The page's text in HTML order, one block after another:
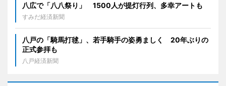
八広で「八八祭り」 1500人が提灯行列、多幸アートも
すみだ経済新聞
八戸の「騎馬打毬」、若手騎手の姿勇ましく 20年ぶりの
正式参拝も
八戸経済新聞